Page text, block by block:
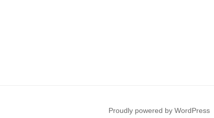
Proudly powered by WordPress